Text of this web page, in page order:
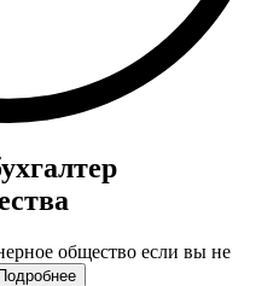
общество если вы не
Подробнее